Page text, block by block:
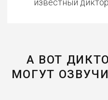
известный
А ВОТ
МОГУТ